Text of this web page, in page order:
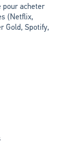
pour acheter
(Netflix,
Gold, Spotify,